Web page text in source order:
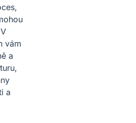
vám
a
a